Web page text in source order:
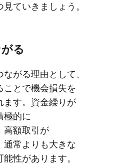
ていきましょう。
る
がる​理由と​して、​
ことで​機会損失を​
ます。​資金繰りが​
極的に​
高額取引が​
通常よりも​大きな​
性が​あります。​